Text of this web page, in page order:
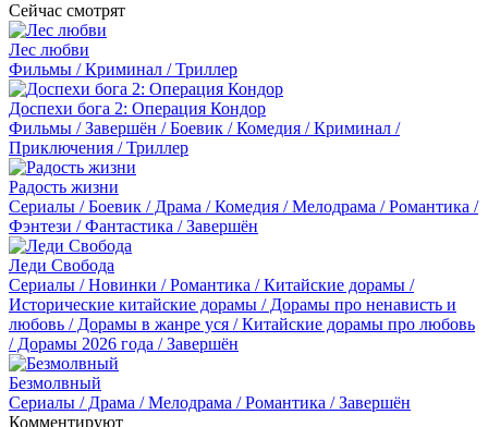
Сейчас смотрят
Лес любви
Фильмы / Криминал / Триллер
Доспехи бога 2: Операция Кондор
Фильмы / Завершён / Боевик / Комедия / Криминал /
Приключения / Триллер
Радость жизни
Сериалы / Боевик / Драма / Комедия / Мелодрама / Романтика /
Фэнтези / Фантастика / Завершён
Леди Свобода
Сериалы / Новинки / Романтика / Китайские дорамы /
Исторические китайские дорамы / Дорамы про ненависть и
любовь / Дорамы в жанре уся / Китайские дорамы про любовь
/ Дорамы 2026 года / Завершён
Безмолвный
Сериалы / Драма / Мелодрама / Романтика / Завершён
Комментируют